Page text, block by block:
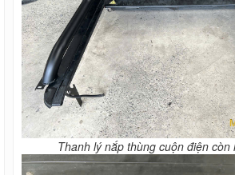
Thanh lý nắp thùng cuộn điện còn